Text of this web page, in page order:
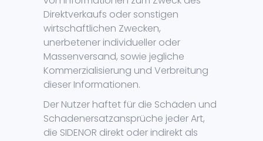
Direktverkaufs oder sonstigen
wirtschaftlichen Zwecken,
unerbetener individueller oder
Massenversand, sowie jegliche
Kommerzialisierung und Verbreitung
dieser Informationen.
Der Nutzer haftet für die Schäden und
Schadenersatzansprüche jeder Art,
die SIDENOR direkt oder indirekt als